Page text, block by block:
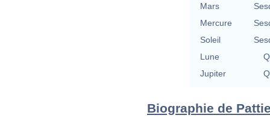
Mars
Mercure
Soleil
Lune
Jupiter
Biographie de